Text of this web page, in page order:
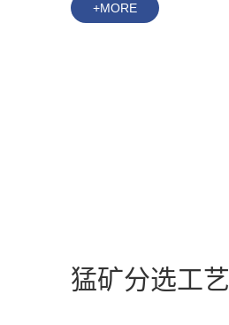
+MORE
猛矿分选工艺